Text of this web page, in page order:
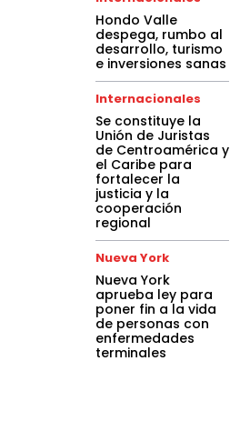
Hondo Valle
despega, rumbo al
desarrollo, turismo
e inversiones sanas
Internacionales
Se constituye la
Unión de Juristas
de Centroamérica y
el Caribe para
fortalecer la
justicia y la
cooperación
regional
Nueva York
Nueva York
aprueba ley para
poner fin a la vida
de personas con
enfermedades
terminales